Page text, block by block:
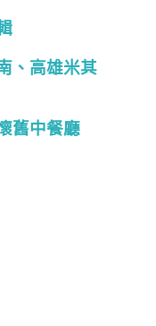
、 高雄米其
舊中餐廳